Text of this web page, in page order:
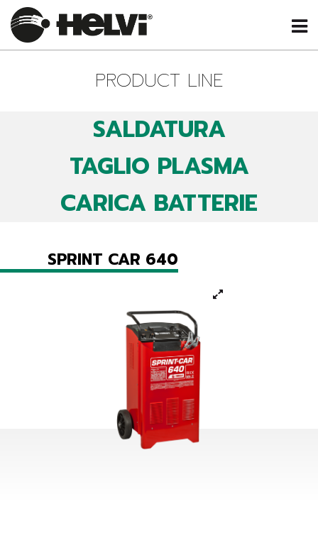
PRODUCT LINE
SALDATURA
TAGLIO PLASMA
CARICA BATTERIE
SPRINT CAR 640